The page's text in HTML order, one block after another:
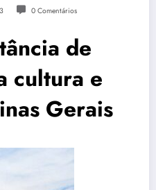
0 Comentários
de
cultura e
Gerais